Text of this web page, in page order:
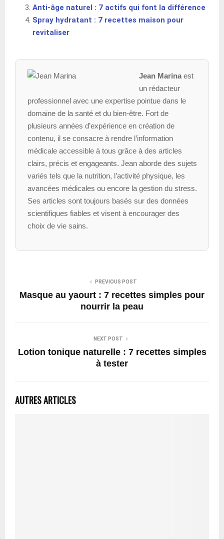
Anti-âge naturel : 7 actifs qui font la différence
Spray hydratant : 7 recettes maison pour
revitaliser
Jean Marinaest
un rédacteur
professionnel avec une expertise pointue dans le
domaine de la santé et du bien-être. Fort de
plusieurs années d’expérience en création de
contenu, il se consacre à rendre l’information
médicale accessible à tous grâce à des articles
clairs, précis et engageants. Jean aborde des sujets
variés tels que la nutrition, l’activité physique, les
avancées médicales ou encore la gestion du stress.
Ses articles sont toujours basés sur des données
scientifiques fiables et visent à encourager des
choix de vie sains.
PREVIOUS POST
Masque au yaourt : 7 recettes simples pour
nourrir la peau
NEXT POST
Lotion tonique naturelle : 7 recettes simples
à tester
AUTRES ARTICLES